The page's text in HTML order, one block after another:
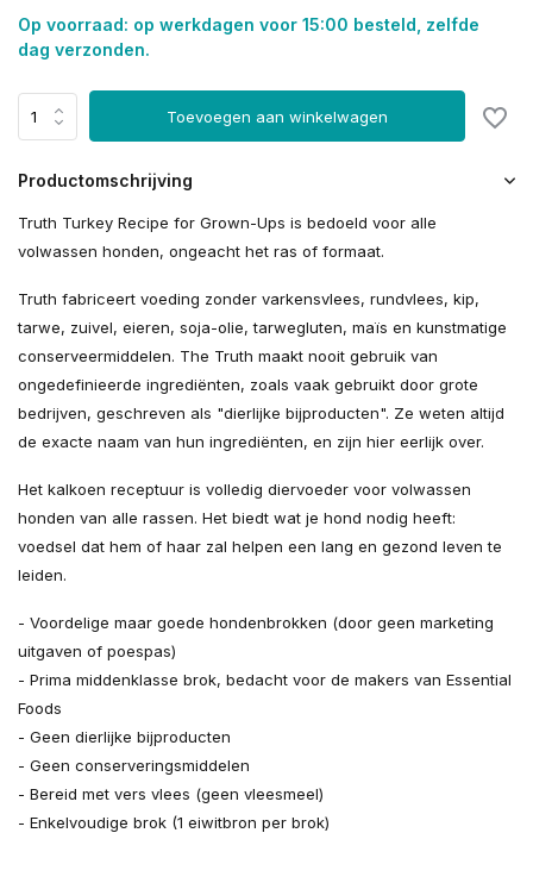
Op voorraad: op werkdagen voor 15:00 besteld, zelfde
dag verzonden.
Toevoegen aan winkelwagen
Productomschrijving
Truth Turkey Recipe for Grown-Ups is bedoeld voor alle
volwassen honden, ongeacht het ras of formaat.
Truth fabriceert voeding zonder varkensvlees, rundvlees, kip,
tarwe, zuivel, eieren, soja-olie, tarwegluten, maïs en kunstmatige
conserveermiddelen. The Truth maakt nooit gebruik van
ongedefinieerde ingrediënten, zoals vaak gebruikt door grote
bedrijven, geschreven als "dierlijke bijproducten". Ze weten altijd
de exacte naam van hun ingrediënten, en zijn hier eerlijk over.
Het kalkoen receptuur is volledig diervoeder voor volwassen
honden van alle rassen. Het biedt wat je hond nodig heeft:
voedsel dat hem of haar zal helpen een lang en gezond leven te
leiden.
- Voordelige maar goede hondenbrokken (door geen marketing
uitgaven of poespas)
- Prima middenklasse brok, bedacht voor de makers van Essential
Foods
- Geen dierlijke bijproducten
- Geen conserveringsmiddelen
- Bereid met vers vlees (geen vleesmeel)
- Enkelvoudige brok (1 eiwitbron per brok)